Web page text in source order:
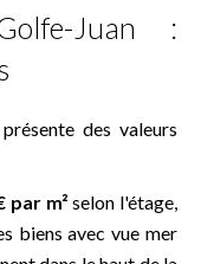
Juan :
des valeurs
par m² selon l'étage,
biens avec vue mer